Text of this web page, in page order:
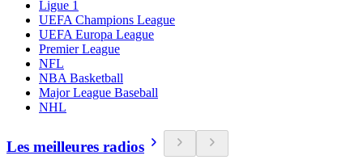
Ligue 1
UEFA Champions League
UEFA Europa League
Premier League
NFL
NBA Basketball
Major League Baseball
NHL
Les meilleures radios